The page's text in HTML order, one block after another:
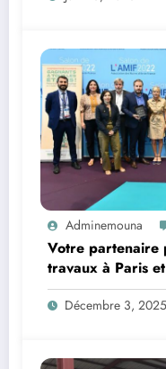
Adminemouna
Votre partenaire
travaux à Paris
Décembre 3, 2025